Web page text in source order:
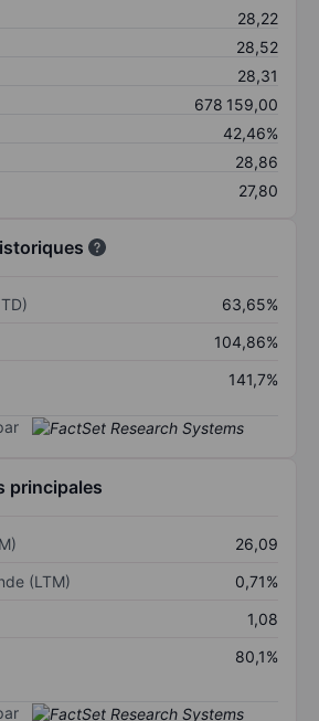
28,22
28,52
28,31
678 159,00
42,46%
28,86
27,80
63,65%
104,86%
141,7%
principales
26,09
(LTM)
0,71%
1,08
80,1%